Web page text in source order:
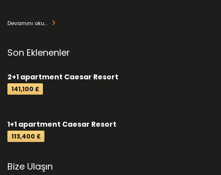
Devamını oku...
Son Eklenenler
2+1 apartment Caesar Resort
141,100 £
1+1 apartment Caesar Resort
113,400 £
Bize Ulaşın